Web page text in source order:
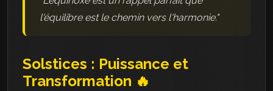
l'équilibre est le chemin vers l'harmonie."
Solstices : Puissance et
Transformation 🔥